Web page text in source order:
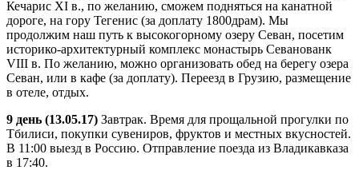
Кечарис XI в., по желанию, сможем подняться на канатной
дороге, на гору Тегенис (за доплату 1800драм). Мы
продолжим наш путь к высокогорному озеру Севан, посетим
историко-архитектурный комплекс монастырь Севанованк
VIII в. По желанию, можно организовать обед на берегу озера
Севан, или в кафе (за доплату). Переезд в Грузию, размещение
в отеле, отдых.
9 день (13.05.17) Завтрак. Время для прощальной прогулки по
Тбилиси, покупки сувениров, фруктов и местных вкусностей.
В 11:00 выезд в Россию. Отправление поезда из Владикавказа
в 17:40.